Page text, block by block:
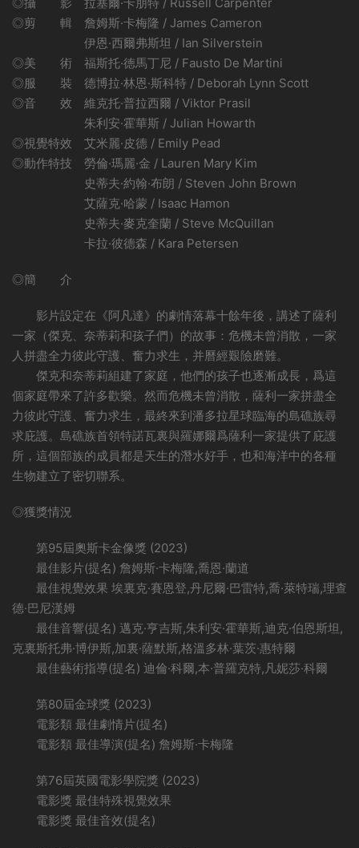
◎攝 影 拉塞爾·卡朋特 / Russell Carpenter
◎剪 輯 詹姆斯·卡梅隆 / James Cameron
伊恩·西爾弗斯坦 / Ian Silverstein
◎美 術 福斯托·徳馬丁尼 / Fausto De Martini
◎服 裝 德博拉·林恩·斯科特 / Deborah Lynn Scott
◎音 效 維克托·普拉西爾 / Viktor Prasil
朱利安·霍華斯 / Julian Howarth
◎視覺特效 艾米麗·皮德 / Emily Pead
◎動作特技 勞倫·瑪麗·金 / Lauren Mary Kim
史蒂夫·約翰·布朗 / Steven John Brown
艾薩克·哈蒙 / Isaac Hamon
史蒂夫·麥克奎蘭 / Steve McQuillan
卡拉·彼德森 / Kara Petersen
◎簡 介
影片設定在《阿凡達》的劇情落幕十餘年後，講述了薩利
一家（傑克、奈蒂莉和孩子們）的故事：危機未曾消散，一家
人拼盡全力彼此守護、奮力求生，并曆經艱險磨難。
傑克和奈蒂莉組建了家庭，他們的孩子也逐漸成長，爲這
個家庭帶來了許多歡樂。然而危機未曾消散，薩利一家拼盡全
力彼此守護、奮力求生，最終來到潘多拉星球臨海的島礁族尋
求庇護。島礁族首領特諾瓦裏與羅娜爾爲薩利一家提供了庇護
所，這個部族的成員都是天生的潛水好手，也和海洋中的各種
生物建立了密切聯系。
◎獲獎情況
第95屆奧斯卡金像獎 (2023)
最佳影片(提名) 詹姆斯·卡梅隆,喬恩·蘭道
最佳視覺效果 埃裏克·賽恩登,丹尼爾·巴雷特,喬·萊特瑞,理查
德·巴尼漢姆
最佳音響(提名) 邁克·亨吉斯,朱利安·霍華斯,迪克·伯恩斯坦,
克裏斯托弗·博伊斯,加裏·薩默斯,格溫多林·葉茨·惠特爾
最佳藝術指導(提名) 迪倫·科爾,本·普羅克特,凡妮莎·科爾
第80屆金球獎 (2023)
電影類 最佳劇情片(提名)
電影類 最佳導演(提名) 詹姆斯·卡梅隆
第76屆英國電影學院獎 (2023)
電影獎 最佳特殊視覺效果
電影獎 最佳音效(提名)